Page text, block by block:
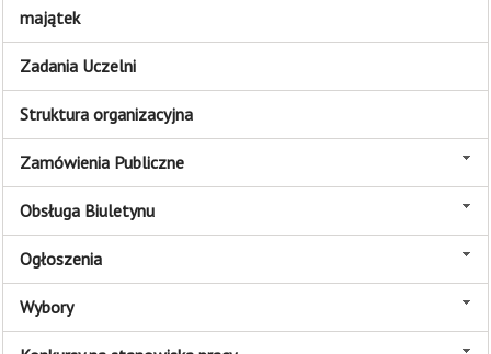
majątek
Zadania Uczelni
Struktura organizacyjna
Zamówienia Publiczne
Obsługa Biuletynu
Ogłoszenia
Wybory